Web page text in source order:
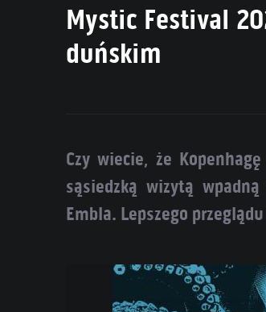
Mystic Festival
duńskim
Czy wiecie, że
sąsiedzką wizytą
Embla. Lepszego